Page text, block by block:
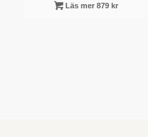
Läs mer 879 kr